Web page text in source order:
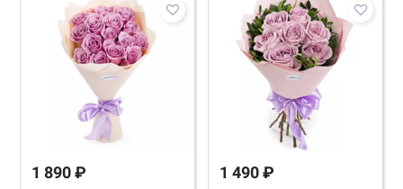
1 890 ₽ 1 490 ₽